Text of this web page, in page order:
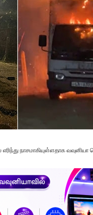
நாசமாகியுள்ளதாக வவுனியா